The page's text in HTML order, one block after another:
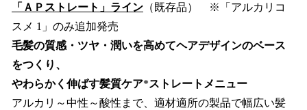
「ＡＰストレート」ライン （既存品） ※「アルカリコ
スメ 1」のみ追加発売
毛髪の質感・ツヤ・潤いを高めてヘアデザインのベース
をつくり、
やわらかく伸ばす髪質ケア*ストレートメニュー
アルカリ～中性～酸性まで、適材適所の製品で幅広い髪